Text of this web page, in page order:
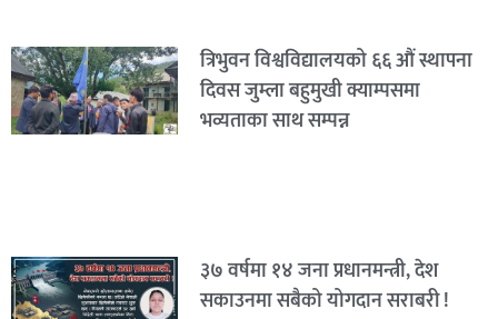
त्रिभुवन विश्वविद्यालयको ६६ औं स्थापना
दिवस जुम्ला बहुमुखी क्याम्पसमा
भव्यताका साथ सम्पन्न
३७ वर्षमा १४ जना प्रधानमन्त्री, देश
सकाउनमा सबैको योगदान सराबरी !